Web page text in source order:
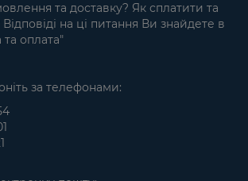
та доставку? Як сплатити та
на ці питання Ви знайдете в
оплата"
за телефонами: